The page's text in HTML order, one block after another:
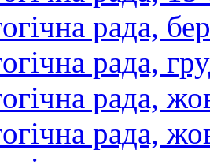
рада,
рада,
рада,
рада,